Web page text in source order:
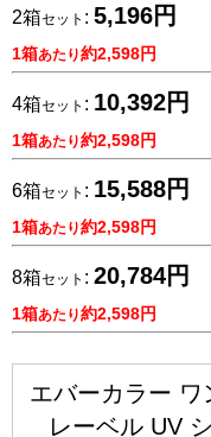
2箱セット : 5,196円
1箱あたり約2,598円
4箱セット : 10,392円
1箱あたり約2,598円
6箱セット : 15,588円
1箱あたり約2,598円
8箱セット : 20,784円
1箱あたり約2,598円
エバーカラー ワ
レーベル UV